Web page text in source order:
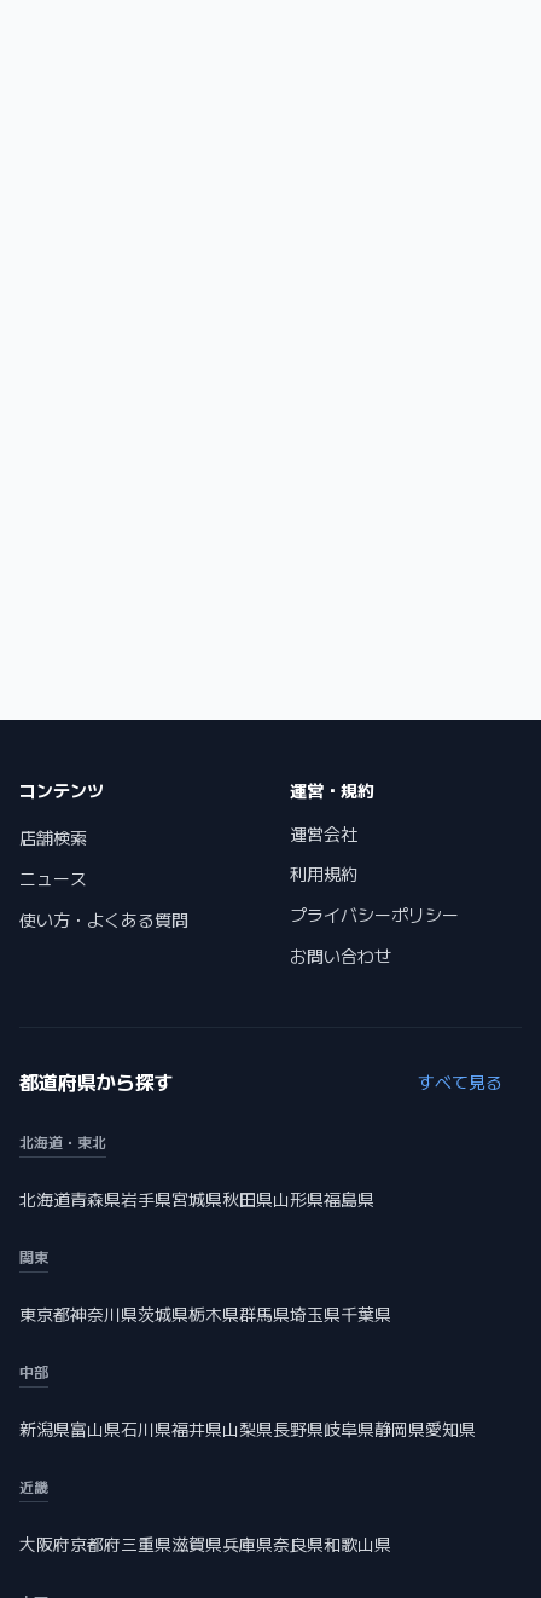
コンテンツ
店舗検索
ニュース
使い方・よくある質問
運営・規約
運営会社
利用規約
プライバシーポリシー
お問い合わせ
都道府県から探す すべて見る
北海道・東北
北海道青森県岩手県宮城県秋田県山形県福島県
関東
東京都神奈川県茨城県栃木県群馬県埼玉県千葉県
中部
新潟県富山県石川県福井県山梨県長野県岐阜県静岡県愛知県
近畿
大阪府京都府三重県滋賀県兵庫県奈良県和歌山県